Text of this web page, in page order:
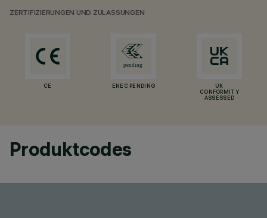
ZERTIFIZIERUNGEN UND ZULASSUNGEN
CE ENEC PENDING
UK
CONFORMITY
ASSESSED
Produktcodes